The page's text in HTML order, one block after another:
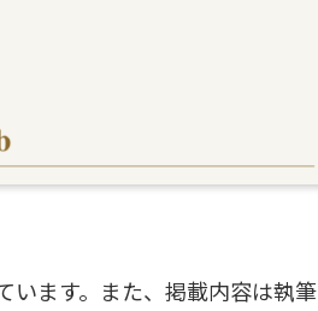
ます。また、掲載内容は執筆